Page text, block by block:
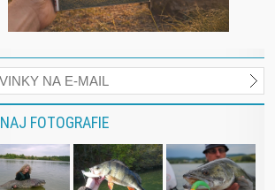
NAJ FOTOGRAFIE